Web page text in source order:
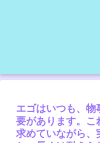
エゴはいつも、物
要があります。こ
求めていながら、